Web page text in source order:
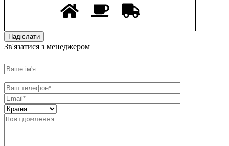
Зв'язатися з менеджером